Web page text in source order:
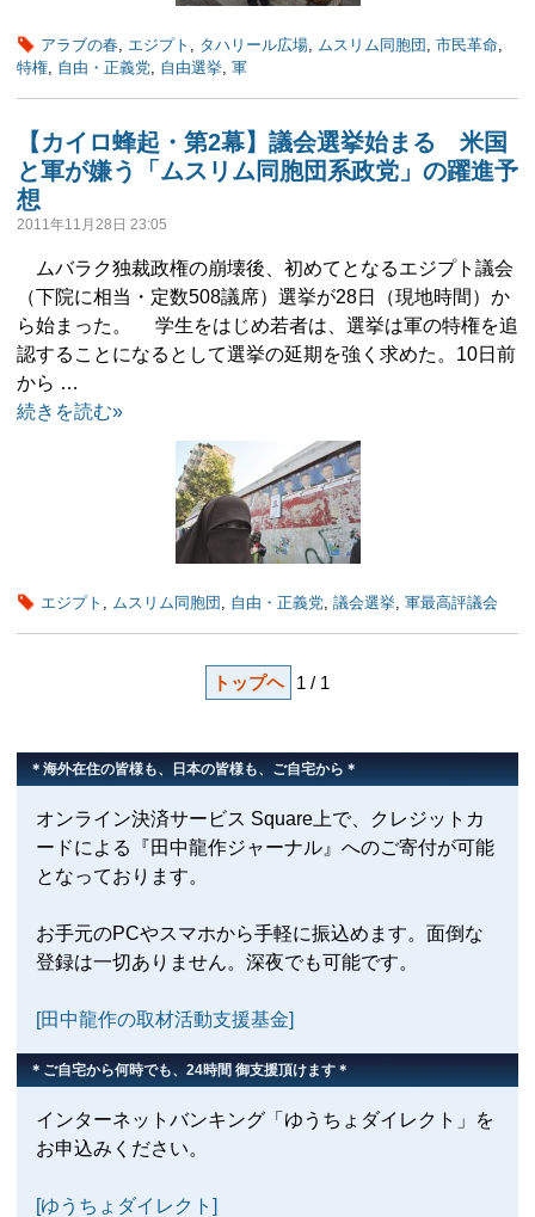
アラブの春, エジプト , タハリール広場, ムスリム同胞団 , 市民革命,
特権, 自由・正義党, 自由選挙, 軍
【カイロ蜂起・第2幕】議会選挙始まる 米国
と軍が嫌う「ムスリム同胞団系政党」の躍進予
想
2011年11月28日 23:05
ムバラク独裁政権の崩壊後、初めてとなるエジプト議会
（下院に相当・定数508議席）選挙が28日（現地時間）か
ら始まった。 学生をはじめ若者は、選挙は軍の特権を追
認することになるとして選挙の延期を強く求めた。10日前
から …
続きを読む»
エジプト , ムスリム同胞団 , 自由・正義党, 議会選挙, 軍最高評議会
トップヘ 1 / 1
＊海外在住の皆様も、日本の皆様も、ご自宅から＊
オンライン決済サービス Square上で、クレジットカ
ードによる『田中龍作ジャーナル』へのご寄付が可能
となっております。
お手元のPCやスマホから手軽に振込めます。面倒な
登録は一切ありません。深夜でも可能です。
[田中龍作の取材活動支援基金]
＊ご自宅から何時でも、24時間 御支援頂けます＊
インターネットバンキング「ゆうちょダイレクト」を
お申込みください。
[ゆうちょダイレクト]